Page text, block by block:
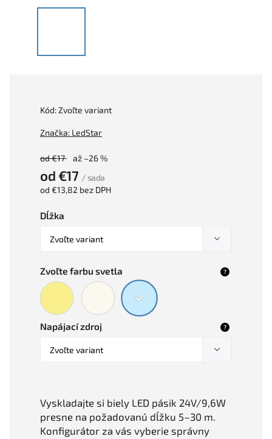
Kód:Zvoľte variant
Značka: LedStar
od €17 až –26 %
od €17 / sada
od €13,82 bez DPH
Dĺžka
Zvoľte farbu svetla ?
Napájací zdroj ?
Vyskladajte si biely LED pásik 24V/9,6W
presne na požadovanú dĺžku 5–30 m.
Konfigurátor za vás vyberie správny